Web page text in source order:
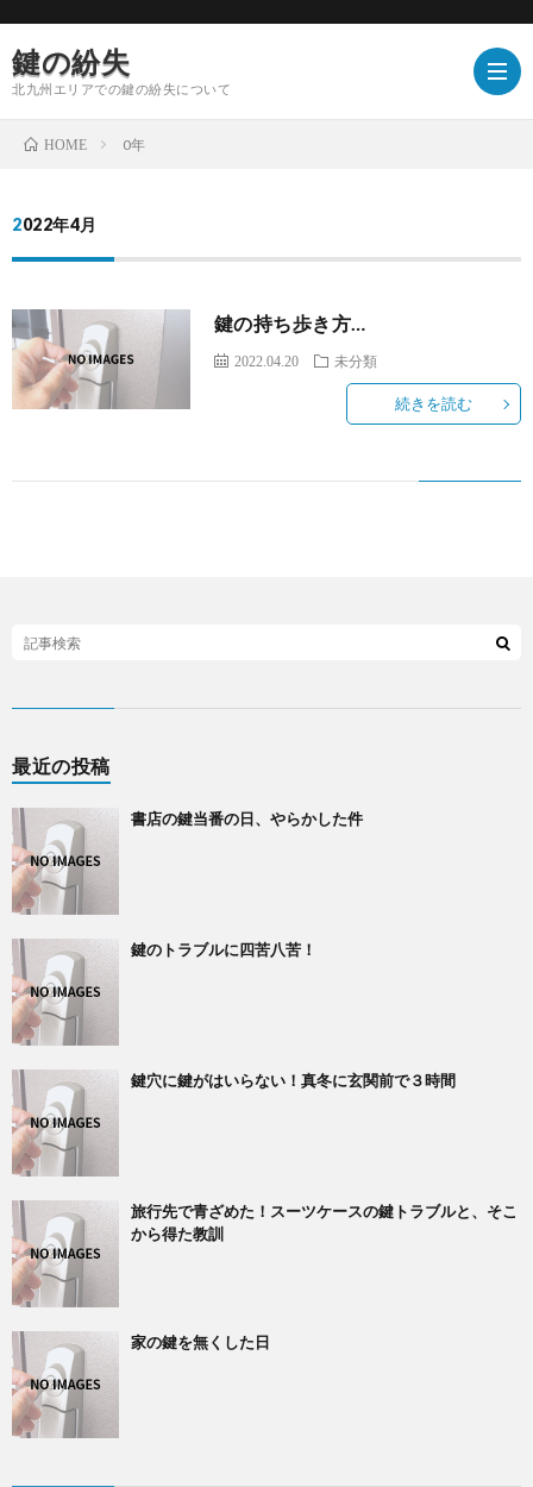
鍵の紛失
北九州エリアでの鍵の紛失について
HOME 0年
2022年4月
鍵の持ち歩き方…
2022.04.20 未分類
続きを読む
最近の投稿
書店の鍵当番の日、やらかした件
鍵のトラブルに四苦八苦！
鍵穴に鍵がはいらない！真冬に玄関前で３時間
旅行先で青ざめた！スーツケースの鍵トラブルと、そこ
から得た教訓
家の鍵を無くした日